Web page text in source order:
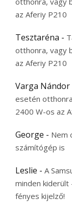
az Aferiy P210
Tesztaréna -
otthonra, vagy
az Aferiy P210
Varga Nándor
esetén
2400 W-os az
George - Nem
számítógép is
Leslie - A
minden kiderült
fényes kijelző!